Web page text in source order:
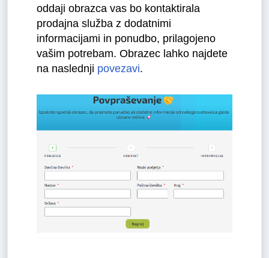
oddaji obrazca vas bo kontaktirala
prodajna služba z dodatnimi
informacijami in ponudbo, prilagojeno
vašim potrebam. Obrazec lahko najdete
na naslednji povezavi.